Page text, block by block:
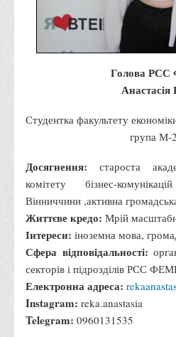
Як обрати спеціальність: 10
Ми в Telegram
Життя інституту
Рада студентського
Студентське наукове
Анкета випускника 2020-2026
Анкета випускника минулих
Первинна профспілкова
Бізнес-школа
Юридична клініка
Наші досягнення
Літературна сторінка
ВТЕІ волонтерить
Голова
Анастасія
Студентка факультету
група М-
Досягнення: староста
комітету бізнес-
Вінниччини ,активна
Життєве кредо: Мрій
Інтереси: іноземна мова,
Сфера відповідальності:
секторів і підрозділів РСС
Електронна адреса:
Instagram: reka.anastasia
Telegram: 0960131535